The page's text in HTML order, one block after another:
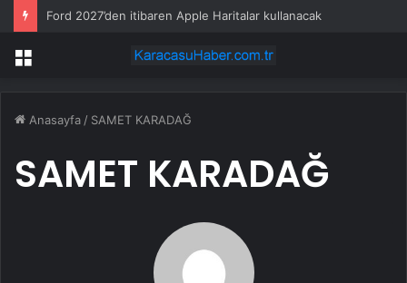
Ford 2027’den itibaren Apple Haritalar kullanacak
Menü
Anasayfa / SAMET KARADAĞ
SAMET KARADAĞ